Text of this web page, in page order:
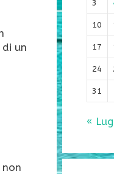
un
3
10
17
24
31
« Lug